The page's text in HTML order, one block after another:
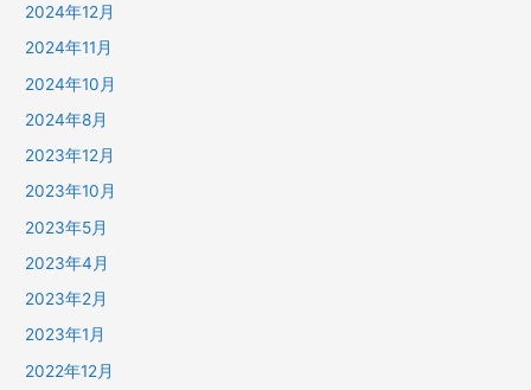
2024年12月
2024年11月
2024年10月
2024年8月
2023年12月
2023年10月
2023年5月
2023年4月
2023年2月
2023年1月
2022年12月